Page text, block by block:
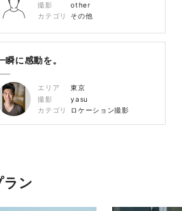
撮影
other
カテゴリ
その他
瞬に感動を。
エリア
東京
撮影
yasu
カテゴリ
ロケーション撮影
ラン